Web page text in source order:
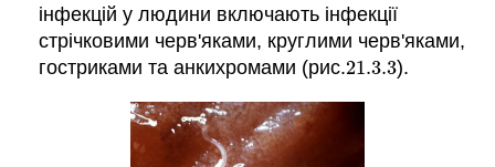
інфекцій у людини включають інфекції
стрічковими черв'яками, круглими черв'яками,
гостриками та анкихромами (рис.21.3.3
21.3.3).